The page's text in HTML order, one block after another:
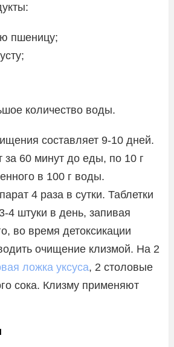
пшеницу;
количество воды.
составляет 9-10 дней.
60 минут до еды, по 10 г
в 100 г воды.
4 раза в сутки. Таблетки
4 штуки в день, запивая
во время детоксикации
очищение клизмой. На 2
ложка уксуса, 2 столовые
сока. Клизму применяют